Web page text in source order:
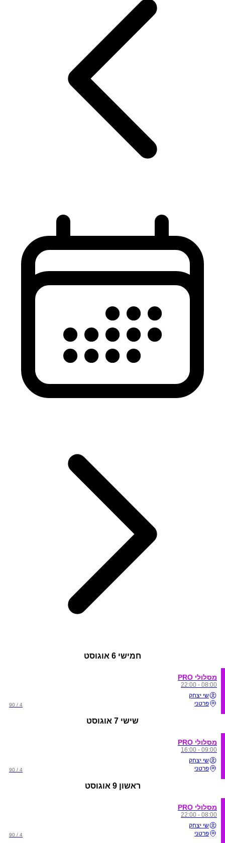
חמישי 6 אוגוסט
מסלולי PRO
08:00 - 22:00
שי יצחק
פרטני
4 / 90
שישי 7 אוגוסט
מסלולי PRO
09:00 - 16:00
שי יצחק
פרטני
4 / 90
ראשון 9 אוגוסט
מסלולי PRO
08:00 - 22:00
שי יצחק
פרטני
4 / 90